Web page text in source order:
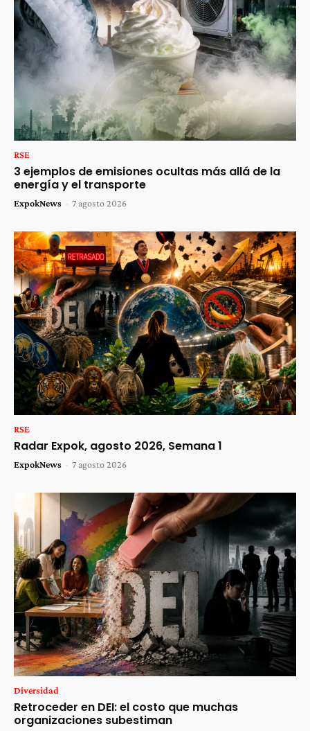
RSE
3 ejemplos de emisiones ocultas más allá de la
energía y el transporte
ExpokNews - 7 agosto 2026
RSE
Radar Expok, agosto 2026, Semana 1
ExpokNews - 7 agosto 2026
Diversidad
Retroceder en DEI: el costo que muchas
organizaciones subestiman